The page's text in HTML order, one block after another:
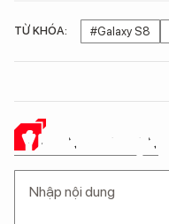
TỪ KHÓA: #Galaxy S8
Ý KIẾN CỦA BẠN